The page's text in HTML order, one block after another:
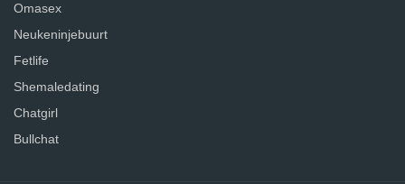
Omasex
Neukeninjebuurt
Fetlife
Shemaledating
Chatgirl
Bullchat